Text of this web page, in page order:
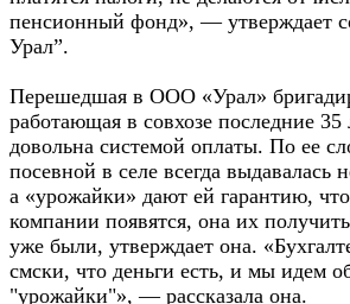
пенсионный фонд», — утверждает
Урал”.
Перешедшая в ООО «Урал»
работающая в совхозе последние 35
довольна системой оплаты. По ее
посевной в селе всегда выдавалась
а «урожайки» дают ей гарантию,
компании появятся, она их
уже были, утверждает она.
смски, что деньги есть, и мы идем
"урожайки"», — рассказала она.